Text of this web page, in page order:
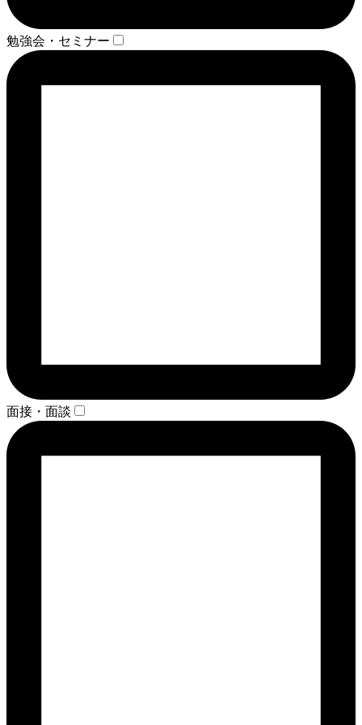
勉強会・セミナー
面接・面談